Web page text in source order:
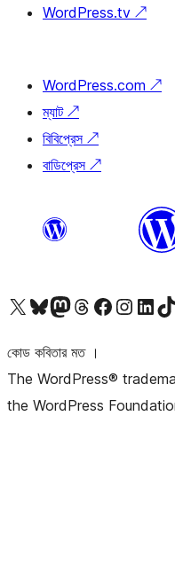
WordPress.tv ↗
WordPress.com ↗
ম্যাট ↗
বিবিপ্রেস ↗
বাডিপ্রেস ↗
আমাদের X (আগের টুইটার) অ্যাকাউন্টে যানআমাদের Bluesky অ্যাকাউন্টটি দেখুনআমাদের মাস্টোডন অ্যাকাউন্টটি দেখুনআমাদের থ্রেডস অ্যাকাউন্টটি দেখুনআমাদের ফেসবুক পেজ দেখুনআমাদের ইন্সটাগ্রাম অ্যাকাউন্ট দেখুনআমাদের লিঙ্কডইন অ্যাকাউন্টে যানআমাদের
কোড কবিতার মত ।
The WordPress®
the WordPress